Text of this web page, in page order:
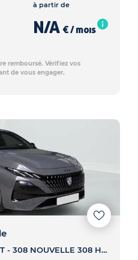
à partir de
N/A € / mois
remboursé. Vérifiez vos
de vous engager.
308 Hybrid 145 e-DCS6 GT - 308 NOUVELLE 308 Hybrid 145 e-DCS6 GT